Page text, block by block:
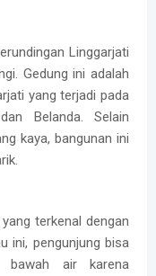
Linggarjati
Gedung ini adalah
yang terjadi pada
Belanda. Selain
kaya, bangunan ini
terkenal dengan
ini, pengunjung bisa
bawah air karena